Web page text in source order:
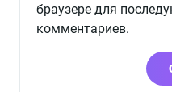
браузере для
комментариев.